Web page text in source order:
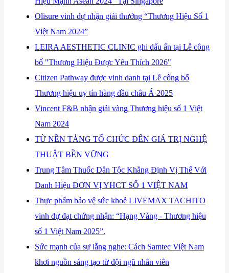
​Olisure vinh dự nhận giải thưởng “Thương Hiệu Số 1
Việt Nam 2024”
​LEIRA AESTHETIC CLINIC ghi dấu ấn tại Lễ công
bố "Thương Hiệu Được Yêu Thích 2026"
​Citizen Pathway được vinh danh tại Lễ công bố
Thương hiệu uy tín hàng đầu châu Á 2025
Vincent F&B nhận giải vàng Thương hiệu số 1 Việt
Nam 2024
TỪ NỀN TẢNG TỔ CHỨC ĐẾN GIÁ TRỊ NGHỆ
THUẬT BỀN VỮNG
Trung Tâm Thuốc Dân Tộc Khẳng Định Vị Thế Với
Danh Hiệu ĐƠN VỊ YHCT SỐ 1 VIỆT NAM
Thực phẩm bảo vệ sức khoẻ LIVEMAX TACHITO
vinh dự đạt chứng nhận: “Hạng Vàng - Thương hiệu
số 1 Việt Nam 2025”.
Sức mạnh của sự lắng nghe: Cách Samtec Việt Nam
khơi nguồn sáng tạo từ đội ngũ nhân viên